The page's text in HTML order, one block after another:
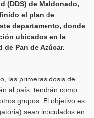
(DDS) de Maldonado,
el plan de
departamento, donde
ubicados en la
Pan de Azúcar.
las primeras dosis de
al país, tendrán como
grupos. El objetivo es
sean inoculados en